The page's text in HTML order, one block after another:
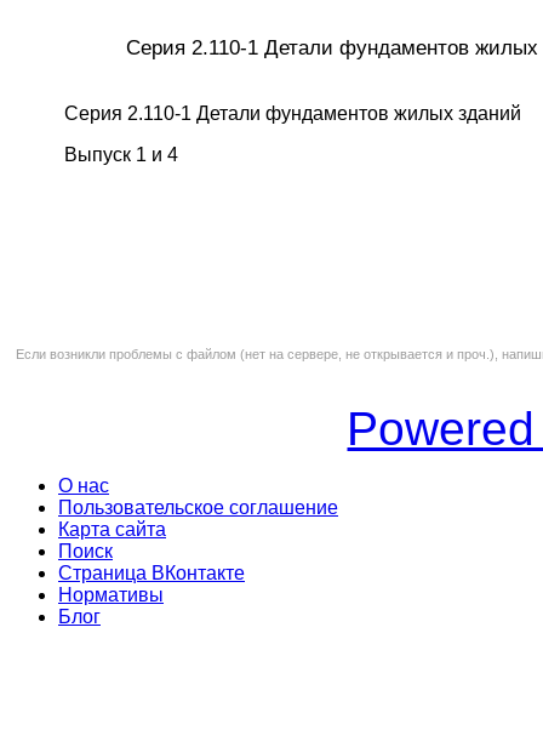
Серия 2.110-1 Детали фундаментов
Серия 2.110-1 Детали фундаментов жилых зданий
Выпуск 1 и 4
Если возникли проблемы с файлом (нет на сервере, не открывается и проч.),
О нас
Пользовательское соглашение
Карта сайта
Поиск
Страница ВКонтакте
Нормативы
Блог